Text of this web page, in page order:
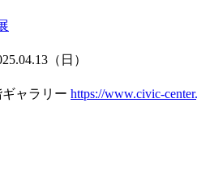
（日）
ャラリー https://www.civic-